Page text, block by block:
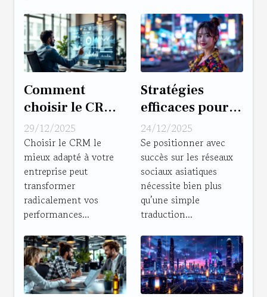
Comment
choisir le CRM
le plus adapté
pour dynamiser
vos ventes ?
29/12/2025
Choisir le CRM le
mieux adapté à votre
entreprise peut
transformer
radicalement vos
performances...
Stratégies
efficaces pour
établir votre
présence sur les
plateformes
sociales
asiatiques
24/12/2025
Se positionner avec
succès sur les réseaux
sociaux asiatiques
nécessite bien plus
qu’une simple
traduction...